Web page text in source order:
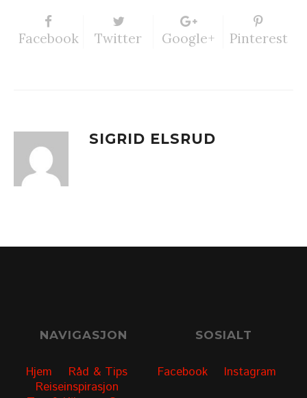
Facebook Twitter Google+ Pinterest
SIGRID ELSRUD
NAVIGASJON
Hjem
Råd & Tips
Reiseinspirasjon
SOSIALT
Facebook Instagram